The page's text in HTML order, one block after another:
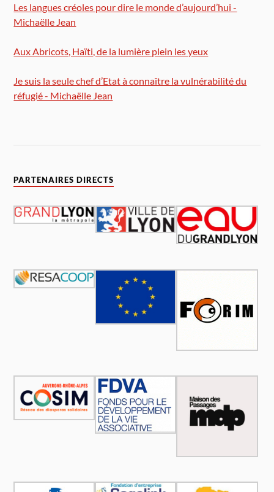
Les langues créoles pour dire le monde d’aujourd’hui -
Michaëlle Jean
Aux Abricots, Haïti, de la lumière plein les yeux
Je suis la seule chef d’Etat à connaître la vulnérabilité du
réfugié - Michaëlle Jean
PARTENAIRES DIRECTS